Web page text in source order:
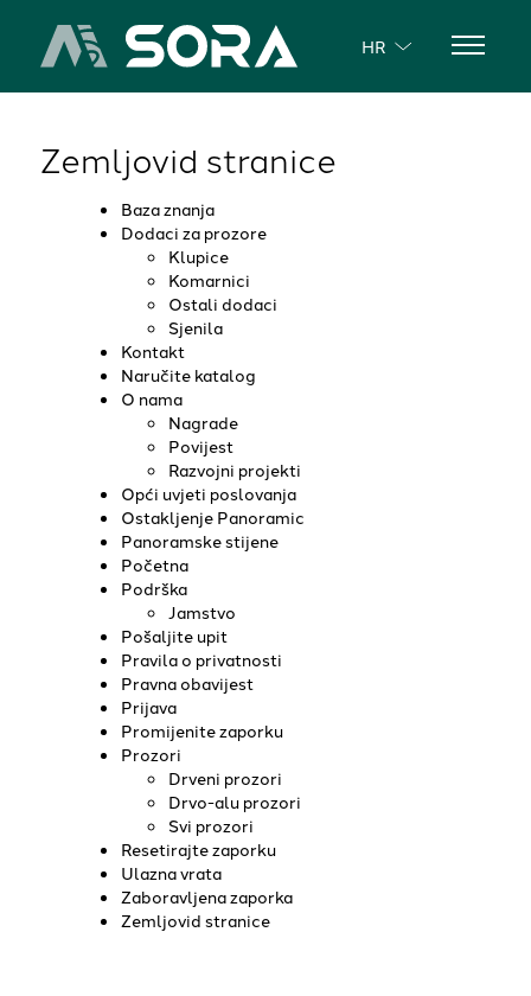
HR
Zemljovid stranice
Baza znanja
Dodaci za prozore
Klupice
Komarnici
Ostali dodaci
Sjenila
Kontakt
Naručite katalog
O nama
Nagrade
Povijest
Razvojni projekti
Opći uvjeti poslovanja
Ostakljenje Panoramic
Panoramske stijene
Početna
Podrška
Jamstvo
Pošaljite upit
Pravila o privatnosti
Pravna obavijest
Prijava
Promijenite zaporku
Prozori
Drveni prozori
Drvo-alu prozori
Svi prozori
Resetirajte zaporku
Ulazna vrata
Zaboravljena zaporka
Zemljovid stranice